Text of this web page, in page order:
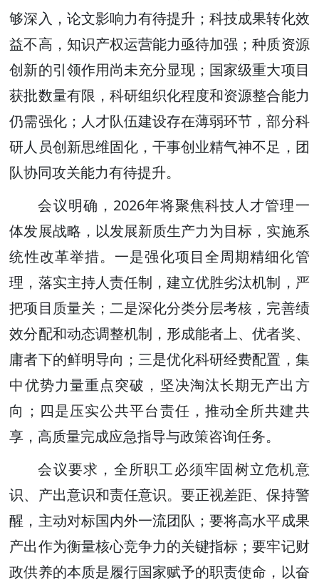
够深入，论文影响力有待提升；科技成果转化效
益不高，知识产权运营能力亟待加强；种质资源
创新的引领作用尚未充分显现；国家级重大项目
获批数量有限，科研组织化程度和资源整合能力
仍需强化；人才队伍建设存在薄弱环节，部分科
研人员创新思维固化，干事创业精气神不足，团
队协同攻关能力有待提升。
会议明确，2026年将聚焦科技人才管理一
体发展战略，以发展新质生产力为目标，实施系
统性改革举措。一是强化项目全周期精细化管
理，落实主持人责任制，建立优胜劣汰机制，严
把项目质量关；二是深化分类分层考核，完善绩
效分配和动态调整机制，形成能者上、优者奖、
庸者下的鲜明导向；三是优化科研经费配置，集
中优势力量重点突破，坚决淘汰长期无产出方
向；四是压实公共平台责任，推动全所共建共
享，高质量完成应急指导与政策咨询任务。
会议要求，全所职工必须牢固树立危机意
识、产出意识和责任意识。要正视差距、保持警
醒，主动对标国内外一流团队；要将高水平成果
产出作为衡量核心竞争力的关键指标；要牢记财
政供养的本质是履行国家赋予的职责使命，以奋